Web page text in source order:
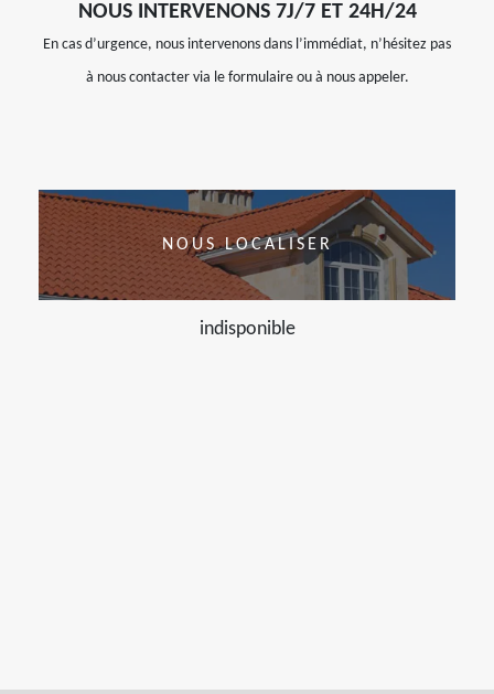
NOUS INTERVENONS 7J/7 ET 24H/24
En cas d’urgence, nous intervenons dans l’immédiat, n’hésitez pas
à nous contacter via le formulaire ou à nous appeler.
NOUS LOCALISER
indisponible